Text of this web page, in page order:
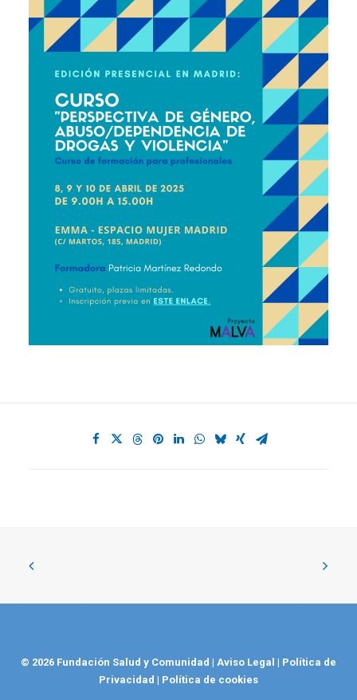
© 2026 Fundación Salud y Comunidad | Aviso Legal | Política de
Privacidad | Política de cookies